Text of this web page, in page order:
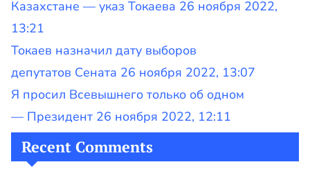
Казахстане — указ Токаева 26 ноября 2022,
13:21
Токаев назначил дату выборов
депутатов Сената 26 ноября 2022, 13:07
Я просил Всевышнего только об одном
— Президент 26 ноября 2022, 12:11
Recent Comments